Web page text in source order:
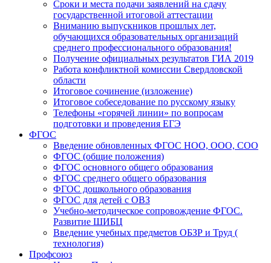
Сроки и места подачи заявлений на сдачу
государственной итоговой аттестации
Вниманию выпускников прошлых лет,
обучающихся образовательных организаций
среднего профессионального образования!
Получение официальных результатов ГИА 2019
Работа конфликтной комиссии Свердловской
области
Итоговое сочинение (изложение)
Итоговое собеседование по русскому языку
Телефоны «горячей линии» по вопросам
подготовки и проведения ЕГЭ
ФГОС
Введение обновленных ФГОС НОО, ООО, СОО
ФГОС (общие положения)
ФГОС основного общего образования
ФГОС среднего общего образования
ФГОС дошкольного образования
ФГОС для детей с ОВЗ
Учебно-методическое сопровождение ФГОС.
Развитие ШИБЦ
Введение учебных предметов ОБЗР и Труд (
технология)
Профсоюз